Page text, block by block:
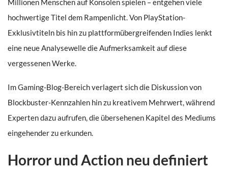
Millionen Menschen auf Konsolen spielen – entgehen viele
hochwertige Titel dem Rampenlicht. Von PlayStation-
Exklusivtiteln bis hin zu plattformübergreifenden Indies lenkt
eine neue Analysewelle die Aufmerksamkeit auf diese
vergessenen Werke.
Im Gaming-Blog-Bereich verlagert sich die Diskussion von
Blockbuster-Kennzahlen hin zu kreativem Mehrwert, während
Experten dazu aufrufen, die übersehenen Kapitel des Mediums
eingehender zu erkunden.
Horror und Action neu definiert